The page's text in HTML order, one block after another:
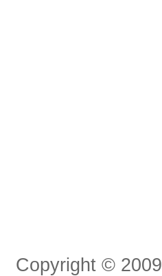
Copyright ©